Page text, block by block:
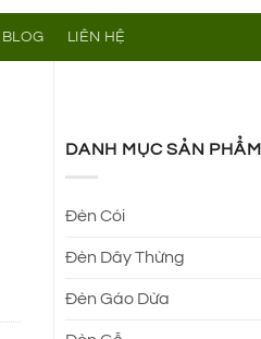
BLOG LIÊN HỆ
DANH MỤC SẢN PHẨM
Đèn Cói
Đèn Dây Thừng
Đèn Gáo Dừa